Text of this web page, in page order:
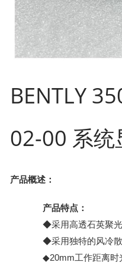
BENTLY
02-00 系统
产品概述：
产品特点：
◆采用高透石英聚
◆采用独特的风冷
◆20mm工作距离时